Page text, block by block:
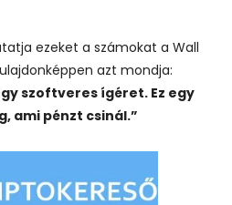
ezeket a számokat a Wall
azt mondja:
szoftveres ígéret. Ez egy
ami pénzt csinál.”